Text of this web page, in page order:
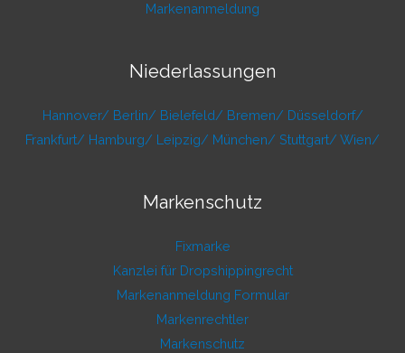
Markenanmeldung
Niederlassungen
Hannover/ Berlin/ Bielefeld/ Bremen/ Düsseldorf/
Frankfurt/ Hamburg/ Leipzig/ München/ Stuttgart/ Wien/
Markenschutz
Fixmarke
Kanzlei für Dropshippingrecht
Markenanmeldung Formular
Markenrechtler
Markenschutz